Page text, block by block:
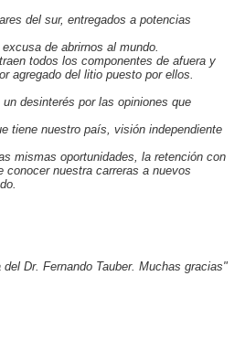
del sur, entregados a potencias
de abrirnos al mundo.
todos los componentes de afuera y
agregado del litio puesto por ellos.
desinterés por las opiniones que
tiene nuestro país, visión independiente
mismas oportunidades, la retención con
nuestra carreras a nuevos
Dr. Fernando Tauber. Muchas gracias"